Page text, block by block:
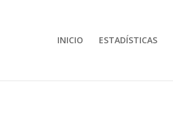
INICIO ESTADÍSTICAS